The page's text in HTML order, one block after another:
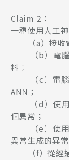
Claim 2：
一種使用人工
（a）接收電
（b）電腦
料；
（c）電腦
ANN；
（d）使用
個異常；
（e）使用
異常生成的異
（f）從經過